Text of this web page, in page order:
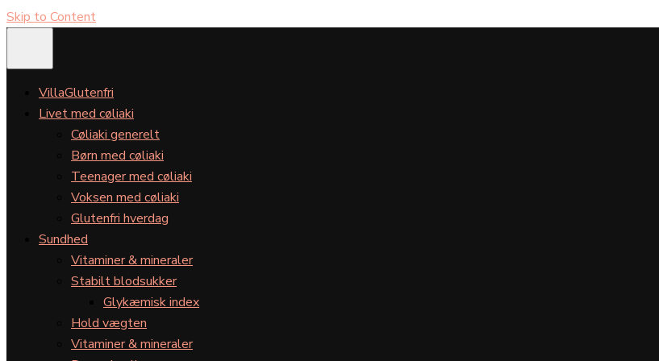
Skip to Content
VillaGlutenfri
Livet med cøliaki
Cøliaki generelt
Børn med cøliaki
Teenager med cøliaki
Voksen med cøliaki
Glutenfri hverdag
Sundhed
Vitaminer & mineraler
Stabilt blodsukker
Glykæmisk index
Hold vægten
Vitaminer & mineraler